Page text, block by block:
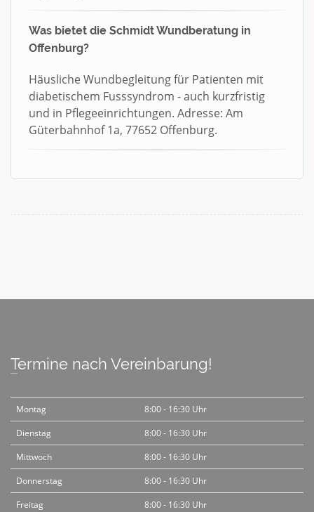
Was bietet die Schmidt Wundberatung in
Offenburg?
Häusliche Wundbegleitung für Patienten mit
diabetischem Fusssyndrom - auch kurzfristig
und in Pflegeeinrichtungen. Adresse: Am
Güterbahnhof 1a, 77652 Offenburg.
Termine nach Vereinbarung!
Montag
8:00 - 16:30 Uhr
Dienstag
8:00 - 16:30 Uhr
Mittwoch
8:00 - 16:30 Uhr
Donnerstag
8:00 - 16:30 Uhr
Freitag
8:00 - 16:30 Uhr